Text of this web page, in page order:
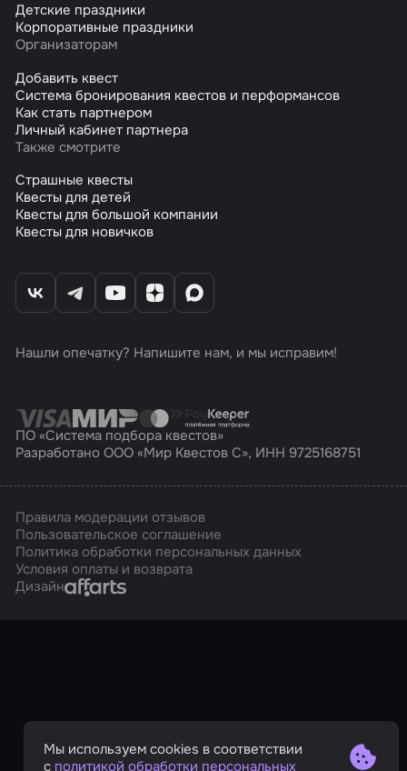
Детские праздники
Корпоративные праздники
Организаторам
Добавить квест
Система бронирования квестов и перформансов
Как стать партнером
Личный кабинет партнера
Также смотрите
Страшные квесты
Квесты для детей
Квесты для большой компании
Квесты для новичков
Нашли опечатку? Напишите нам, и мы исправим!
ПО «Система подбора квестов»
Разработано ООО «Мир Квестов С», ИНН 9725168751
Правила модерации отзывов
Пользовательское соглашение
Политика обработки персональных данных
Условия оплаты и возврата
ДизайнAffarts
Мы используем cookies в соответствии
с политикой обработки персональных